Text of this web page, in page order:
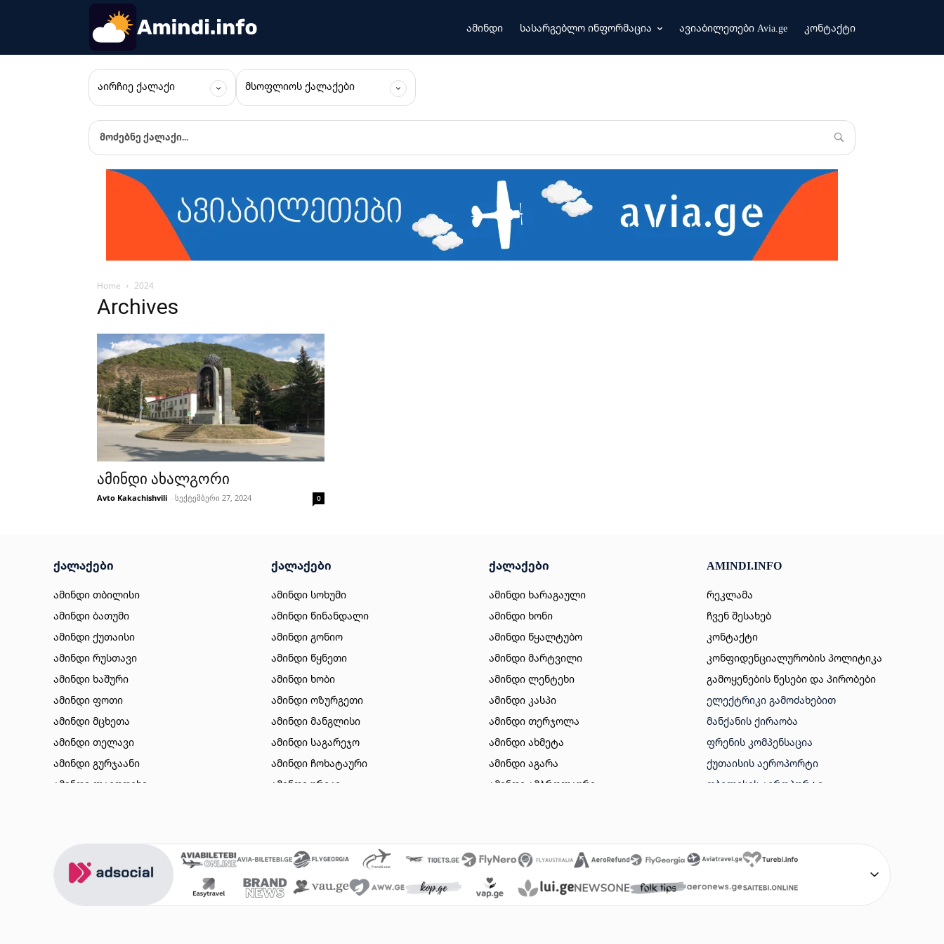
ამინდი სასარგებლო ინფორმაცია ავიაბილეთები Avia.ge კონტაქტი
ᲐᲘᲠᲩᲘᲔ ᲥᲐᲚᲐᲥᲘ ᲛᲡᲝᲤᲚᲘᲝᲡ ᲥᲐᲚᲐᲥᲔᲑᲘ
მოძებნე ქალაქი...
Home 2024
Archives
ამინდი ახალგორი
Avto Kakachishvili - სექტემბერი 27, 2024 0
ქალაქები
ამინდი თბილისი
ამინდი ბათუმი
ამინდი ქუთაისი
ამინდი რუსთავი
ამინდი ხაშური
ამინდი ფოთი
ამინდი მცხეთა
ამინდი თელავი
ამინდი გურჯაანი
ამინდი ლაგოდეხი
ამინდი აბასთუმანი
ამინდი მესტია
ქალაქები
ამინდი სოხუმი
ამინდი წინანდალი
ამინდი გონიო
ამინდი წყნეთი
ამინდი ხობი
ამინდი ოზურგეთი
ამინდი მანგლისი
ამინდი საგარეჯო
ამინდი ჩოხატაური
ამინდი ურეკი
ამინდი გორი
ამინდი ბაკურიანი
ამინდი თიანეთი
ქალაქები
ამინდი ხარაგაული
ამინდი ხონი
ამინდი წყალტუბო
ამინდი მარტვილი
ამინდი ლენტეხი
ამინდი კასპი
ამინდი თერჯოლა
ამინდი ახმეტა
ამინდი აგარა
ამინდი ამბროლაური
ამინდი ვანი
ამინდი მახინჯაური
ამინდი გარდაბანი
AMINDI.INFO
რეკლამა
ჩვენ შესახებ
კონტაქტი
კონფიდენციალურობის პოლიტიკა
გამოყენების წესები და პირობები
ᲔᲚᲔᲥᲢᲠᲘᲙᲘ ᲒᲐᲛᲝᲫᲐᲮᲔᲑᲘᲗ
ᲛᲐᲜᲥᲐᲜᲘᲡ ᲥᲘᲠᲐᲝᲑᲐ
ᲤᲠᲔᲜᲘᲡ ᲙᲝᲛᲞᲔᲜᲡᲐᲪᲘᲐ
ᲥᲣᲗᲐᲘᲡᲘᲡ ᲐᲔᲠᲝᲞᲝᲠᲢᲘ
ᲗᲑᲘᲚᲘᲡᲘᲡ ᲐᲔᲠᲝᲞᲝᲠᲢᲘ
ᲢᲣᲠᲔᲑᲘ
ᲤᲠᲔᲜᲔᲑᲘ ᲘᲐᲤᲐᲓ
SAITEBI GE